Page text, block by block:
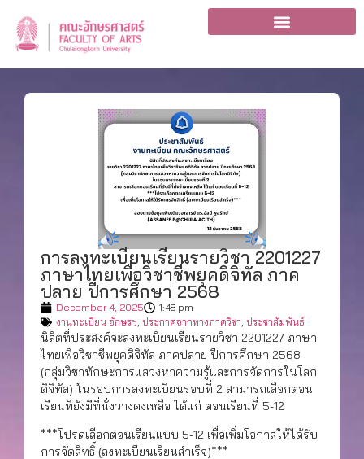
การลงทะเบียนเรียนรายวิชา 2201227
ภาษาไทยเพื่อวิชาชีพยุคดิจิทัล ภาค
ปลาย ปีการศึกษา 2568
December 4, 2025
1:48 pm
งานทะเบียน อักษรฯ ประกาศจากทางภาควิชา ประชาสัมพันธ์
นิสิตที่ประสงค์จะลงทะเบียนเรียนรายวิชา 2201227 ภาษา
ไทยเพื่อวิชาชีพยุคดิจิทัล ภาคปลาย ปีการศึกษา 2568
(กลุ่มวิชาทักษะการแสวงหาความรู้และการจัดการในโลก
ดิจิทัล) ในรอบการลงทะเบียนรอบที่ 2 สามารถเลือกตอน
เรียนที่ยังมีที่นั่งว่างคงเหลือ ได้แก่ ตอนเรียนที่ 5-12
***โปรดเลือกตอนเรียนแบบ 5-12 เพื่อเพิ่มโอกาสให้ได้รับ
การจัดสิทธิ์ (ลงทะเบียนเรียนสำเร็จ)***